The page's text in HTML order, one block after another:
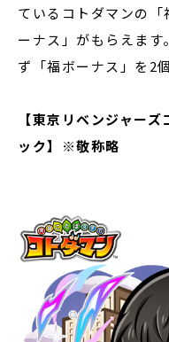
ているコトダマンの
ーナス」がもらえま
ず「福ボーナス」を2
【東京リベンジャー
ック】※敬称略